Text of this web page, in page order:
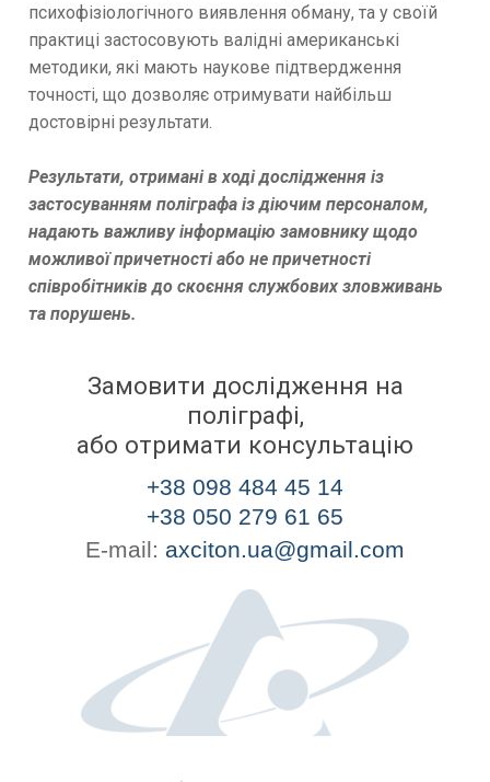
психофізіологічного виявлення обману, та у своїй
практиці застосовують валідні американські
методики, які мають наукове підтвердження
точності, що дозволяє отримувати найбільш
достовірні результати.
Результати, отримані в ході дослідження із
застосуванням поліграфа із діючим персоналом,
надають важливу інформацію замовнику щодо
можливої причетності або не причетності
співробітників до скоєння службових зловживань
та порушень.
Замовити дослідження на
поліграфі,
або отримати консультацію
+38 098 484 45 14
+38 050 279 61 65
E-mail: axciton.ua@gmail.com